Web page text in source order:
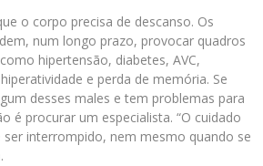
o corpo precisa de descanso. Os
num longo prazo, provocar quadros
hipertensão, diabetes, AVC,
e perda de memória. Se
desses males e tem problemas para
é procurar um especialista. “O cuidado
interrompido, nem mesmo quando se